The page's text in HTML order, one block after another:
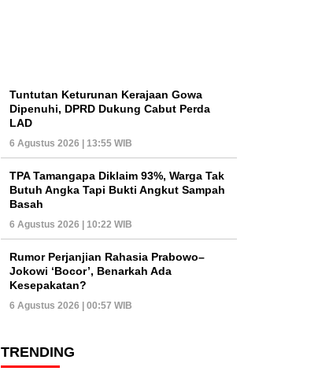
Tuntutan Keturunan Kerajaan Gowa
Dipenuhi, DPRD Dukung Cabut Perda
LAD
6 Agustus 2026 | 13:55 WIB
TPA Tamangapa Diklaim 93%, Warga Tak
Butuh Angka Tapi Bukti Angkut Sampah
Basah
6 Agustus 2026 | 10:22 WIB
Rumor Perjanjian Rahasia Prabowo–
Jokowi ‘Bocor’, Benarkah Ada
Kesepakatan?
6 Agustus 2026 | 00:57 WIB
TRENDING